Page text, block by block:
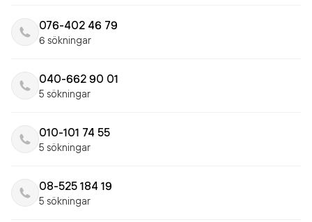
076-402 46 79
6 sökningar
040-662 90 01
5 sökningar
010-101 74 55
5 sökningar
08-525 184 19
5 sökningar